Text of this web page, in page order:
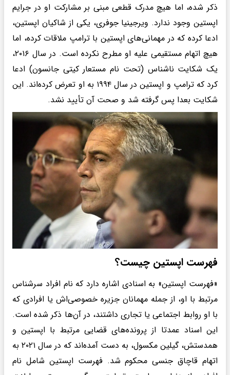
ذکر شده، اما هیچ مدرک قطعی مبنی بر مشارکت او در جرایم
اپستین وجود ندارد. ویرجینیا جوفری، یکی از شاکیان اپستین،
ادعا کرده که در مهمانی‌های اپستین با ترامپ ملاقات کرده، اما
هیچ اتهام مستقیمی علیه او مطرح نکرده است. در سال ۲۰۱۶،
یک شکایت ناشناس (تحت نام مستعار کیتی جانسون) ادعا
کرد که ترامپ و اپستین در سال ۱۹۹۴ به او تعرض کرده‌اند. این
شکایت بعدا پس گرفته شد و صحت آن تأیید نشد.
فهرست اپستین چیست؟
«فهرست اپستین» به اسنادی اشاره دارد که نام افراد سرشناس
مرتبط با او، از جمله مهمانان جزیره خصوصی‌اش یا افرادی که
با او روابط اجتماعی یا تجاری داشتند، در آن‌ها ذکر شده است.
این اسناد عمدتا از پرونده‌های قضایی مرتبط با اپستین و
همدستش، گیلین مکسول، به دست آمده‌اند که در سال ۲۰۲۱ به
اتهام قاچاق جنسی محکوم شد. فهرست اپستین شامل نام